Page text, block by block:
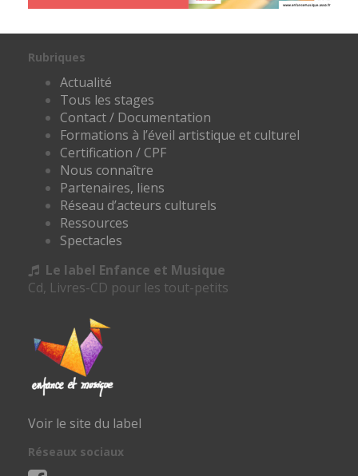
Rubriques
Actualité
Tous les stages
Contact / Documentation
Formations à l’éveil artistique et culturel
Certification / CPF
Nous connaître
Partenaires, liens
Réseau d’acteurs culturels
Ressources
Spectacles
Le label Enfance et Musique
Cd, Livres-CD pour les tout-petits
Voir le site du label
Réseaux sociaux